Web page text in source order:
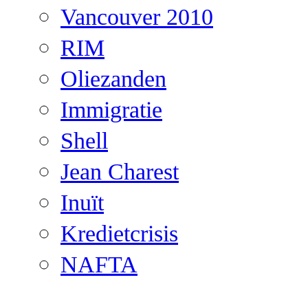
Vancouver 2010
RIM
Oliezanden
Immigratie
Shell
Jean Charest
Inuït
Kredietcrisis
NAFTA